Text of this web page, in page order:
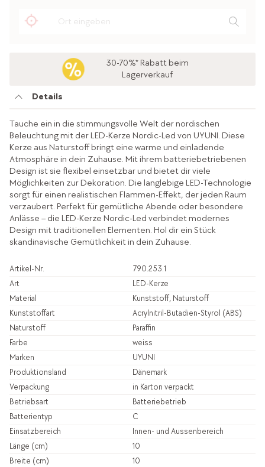
30-70%* Rabatt beim
Lagerverkauf
Details
Tauche ein in die stimmungsvolle Welt der nordischen
Beleuchtung mit der LED-Kerze Nordic-Led von UYUNI. Diese
Kerze aus Naturstoff bringt eine warme und einladende
Atmosphäre in dein Zuhause. Mit ihrem batteriebetriebenen
Design ist sie flexibel einsetzbar und bietet dir viele
Möglichkeiten zur Dekoration. Die langlebige LED-Technologie
sorgt für einen realistischen Flammen-Effekt, der jeden Raum
verzaubert. Perfekt für gemütliche Abende oder besondere
Anlässe – die LED-Kerze Nordic-Led verbindet modernes
Design mit traditionellen Elementen. Hol dir ein Stück
skandinavische Gemütlichkeit in dein Zuhause.
Artikel-Nr.
790.253.1
Art
LED-Kerze
Material
Kunststoff, Naturstoff
Kunststoffart
Acrylnitril-Butadien-Styrol (ABS)
Naturstoff
Paraffin
Farbe
weiss
Marken
UYUNI
Produktionsland
Dänemark
Verpackung
in Karton verpackt
Betriebsart
Batteriebetrieb
Batterientyp
C
Einsatzbereich
Innen- und Aussenbereich
Länge (cm)
10
Breite (cm)
10